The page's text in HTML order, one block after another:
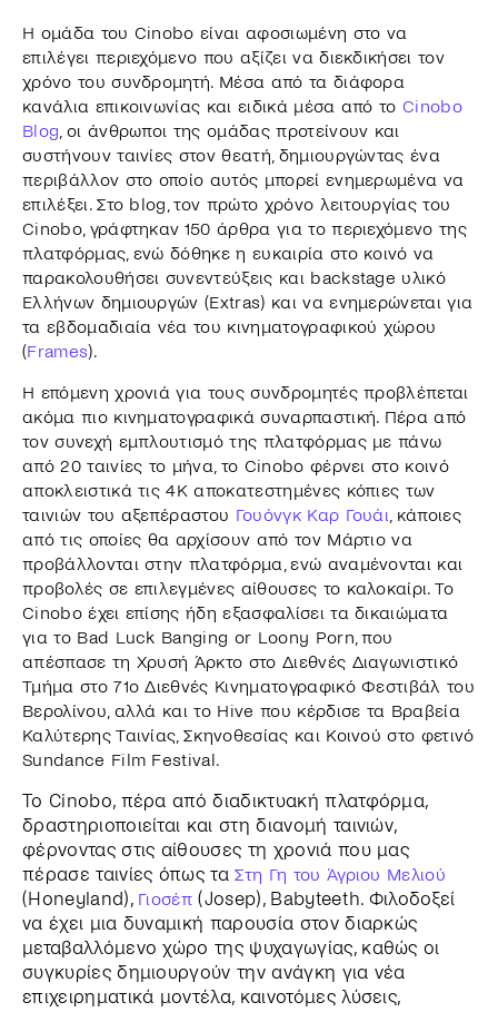
Η ομάδα του Cinobo είναι αφοσιωμένη στο να
επιλέγει περιεχόμενο που αξίζει να διεκδικήσει τον
χρόνο του συνδρομητή. Μέσα από τα διάφορα
κανάλια επικοινωνίας και ειδικά μέσα από το Cinobo
Blog , οι άνθρωποι της ομάδας προτείνουν και
συστήνουν ταινίες στον θεατή, δημιουργώντας ένα
περιβάλλον στο οποίο αυτός μπορεί ενημερωμένα να
επιλέξει. Στο blog, τον πρώτο χρόνο λειτουργίας του
Cinobo, γράφτηκαν 150 άρθρα για το περιεχόμενο της
πλατφόρμας, ενώ δόθηκε η ευκαιρία στο κοινό να
παρακολουθήσει συνεντεύξεις και backstage υλικό
Ελλήνων δημιουργών (Extras) και να ενημερώνεται για
τα εβδομαδιαία νέα του κινηματογραφικού χώρου
(Frames).
Η επόμενη χρονιά για τους συνδρομητές προβλέπεται
ακόμα πιο κινηματογραφικά συναρπαστική. Πέρα από
τον συνεχή εμπλουτισμό της πλατφόρμας με πάνω
από 20 ταινίες το μήνα, το Cinobo φέρνει στο κοινό
αποκλειστικά τις 4Κ αποκατεστημένες κόπιες των
ταινιών του αξεπέραστου Γουόνγκ Καρ Γουάι , κάποιες
από τις οποίες θα αρχίσουν από τον Μάρτιο να
προβάλλονται στην πλατφόρμα, ενώ αναμένονται και
προβολές σε επιλεγμένες αίθουσες το καλοκαίρι. Το
Cinobo έχει επίσης ήδη εξασφαλίσει τα δικαιώματα
για το Bad Luck Banging or Loony Porn, που
απέσπασε τη Χρυσή Άρκτο στο Διεθνές Διαγωνιστικό
Τμήμα στο 71ο Διεθνές Κινηματογραφικό Φεστιβάλ του
Βερολίνου, αλλά και το Hive που κέρδισε τα Βραβεία
Καλύτερης Ταινίας, Σκηνοθεσίας και Κοινού στο φετινό
Sundance Film Festival.
Το Cinobo, πέρα από διαδικτυακή πλατφόρμα,
δραστηριοποιείται και στη διανομή ταινιών,
φέρνοντας στις αίθουσες τη χρονιά που μας
πέρασε ταινίες όπως ταΣτη Γη του Άγριου Μελιού
(Honeyland), Γιοσέπ (Josep), Babyteeth. Φιλοδοξεί
να έχει μια δυναμική παρουσία στον διαρκώς
μεταβαλλόμενο χώρο της ψυχαγωγίας, καθώς οι
συγκυρίες δημιουργούν την ανάγκη για νέα
επιχειρηματικά μοντέλα, καινοτόμες λύσεις,